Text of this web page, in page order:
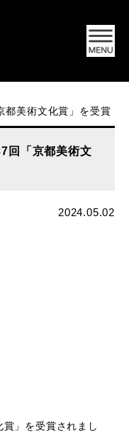
都美術文化賞」を受賞
回「京都美術文
2024.05.02
」を受賞されまし